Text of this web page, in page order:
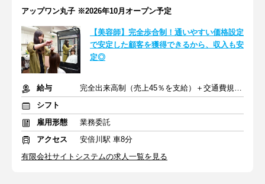
アップワン丸子 ※2026年10月オープン予定
【美容師】完全歩合制！通いやすい価格設定
で安定した顧客を獲得できるから、収入も安
定◎
給与
完全出来高制（売上45％を支給）＋交通費規定支給
シフト
雇用形態
業務委託
アクセス
安倍川駅 車8分
有限会社サイトシステムの求人一覧を見る